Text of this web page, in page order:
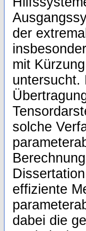
der
mit
untersucht.
solche
effiziente
dabei die